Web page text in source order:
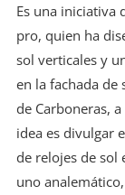
Es una iniciativa
pro, quien ha
sol verticales y
en la fachada
de Carboneras,
idea es divulgar
de relojes de sol
uno